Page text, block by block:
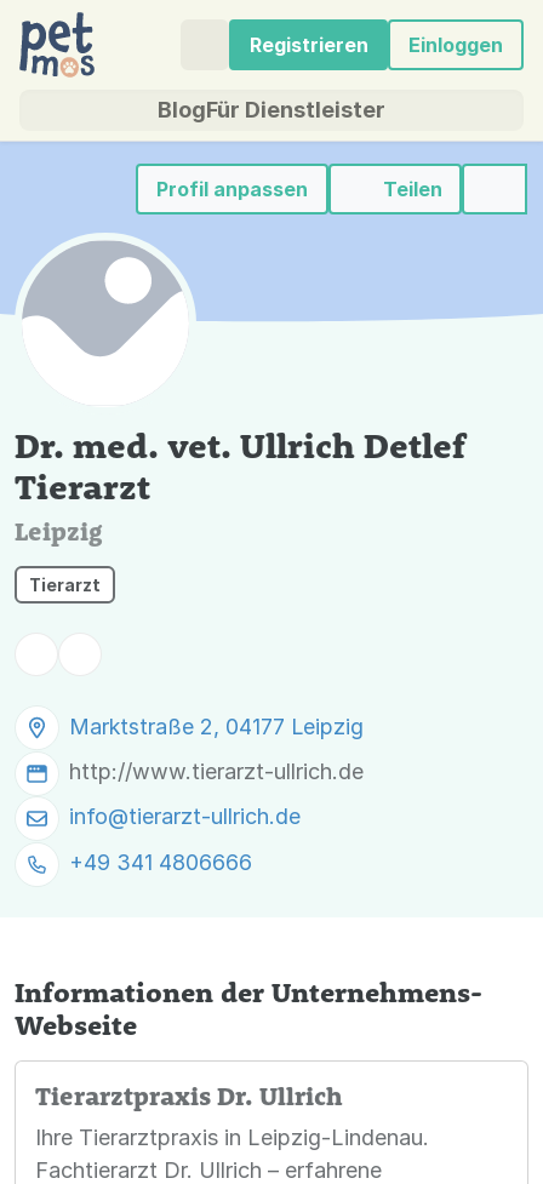
Registrieren Einloggen
BlogFür Dienstleister
Profil anpassen Teilen
Dr. med. vet. Ullrich Detlef
Tierarzt
Leipzig
Tierarzt
Marktstraße 2, 04177 Leipzig
http://www.tierarzt-ullrich.de
info@tierarzt-ullrich.de
+49 341 4806666
Informationen der Unternehmens-
Webseite
Tierarztpraxis Dr. Ullrich
Ihre Tierarztpraxis in Leipzig-Lindenau.
Fachtierarzt Dr. Ullrich – erfahrene